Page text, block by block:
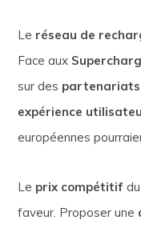
Le réseau de
Face aux
sur des partenariats
expérience
européennes
Le prix compétitif
faveur. Proposer une